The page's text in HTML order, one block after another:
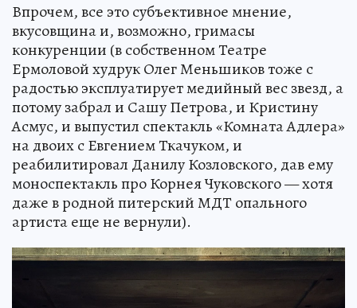
Впрочем, все это субъективное мнение,
вкусовщина и, возможно, гримасы
конкуренции (в собственном Театре
Ермоловой худрук Олег Меньшиков тоже с
радостью эксплуатирует медийный вес звезд, а
потому забрал и Сашу Петрова, и Кристину
Асмус, и выпустил спектакль «Комната Адлера»
на двоих с Евгением Ткачуком, и
реабилитировал Данилу Козловского, дав ему
моноспектакль про Корнея Чуковского — хотя
даже в родной питерский МДТ опального
артиста еще не вернули).